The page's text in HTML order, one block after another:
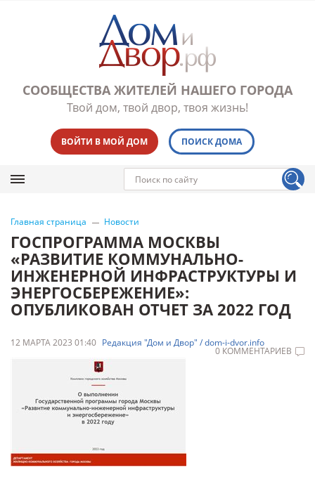
СООБЩЕСТВА ЖИТЕЛЕЙ НАШЕГО ГОРОДА
Твой дом, твой двор, твоя жизнь!
ВОЙТИ В МОЙ ДОМ ПОИСК ДОМА
Главная страница Новости
ГОСПРОГРАММА МОСКВЫ
«РАЗВИТИЕ КОММУНАЛЬНО-
ИНЖЕНЕРНОЙ ИНФРАСТРУКТУРЫ И
ЭНЕРГОСБЕРЕЖЕНИЕ»:
ОПУБЛИКОВАН ОТЧЕТ ЗА 2022 ГОД
12 МАРТА 2023 01:40 Редакция "Дом и Двор" / dom-i-dvor.info
0 КОММЕНТАРИЕВ